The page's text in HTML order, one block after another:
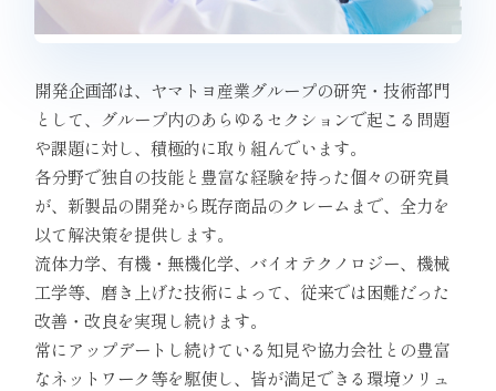
開発企画部は、ヤマトヨ産業グループの研究・技術部門
として、グループ内のあらゆるセクションで起こる問題
や課題に対し、積極的に取り組んでいます。
各分野で独自の技能と豊富な経験を持った個々の研究員
が、新製品の開発から既存商品のクレームまで、全力を
以て解決策を提供します。
流体力学、有機・無機化学、バイオテクノロジー、機械
工学等、磨き上げた技術によって、従来では困難だった
改善・改良を実現し続けます。
常にアップデートし続けている知見や協力会社との豊富
なネットワーク等を駆使し、皆が満足できる環境ソリュ